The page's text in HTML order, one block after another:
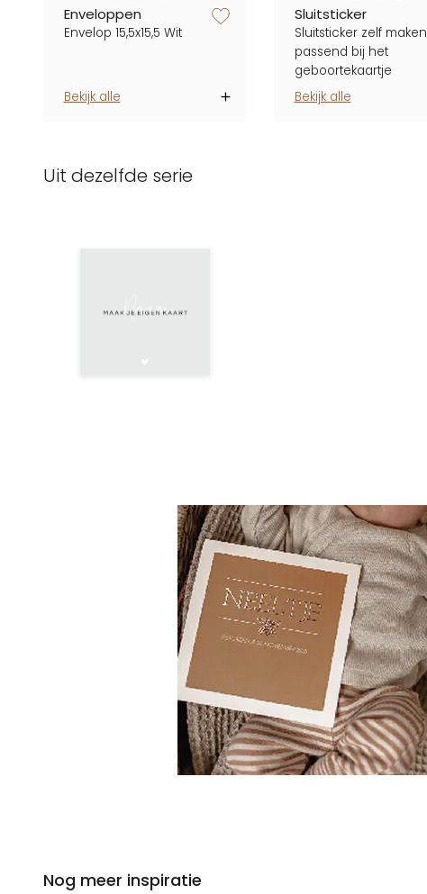
zet op verlanglijstje
Enveloppen
Envelop 15,5x15,5 Wit
Bekijk alle
Sluitsticker
Sluitsticker zelf maken
passend bij het
geboortekaartje
Bekijk alle
Uit dezelfde serie
Nog meer inspiratie